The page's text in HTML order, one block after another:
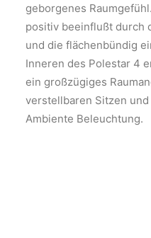
geborgenes
positiv beeinflußt durch
und die flächenbündig
Inneren des Polestar 4
ein großzügiges
verstellbaren Sitzen
Ambiente Beleuchtung.